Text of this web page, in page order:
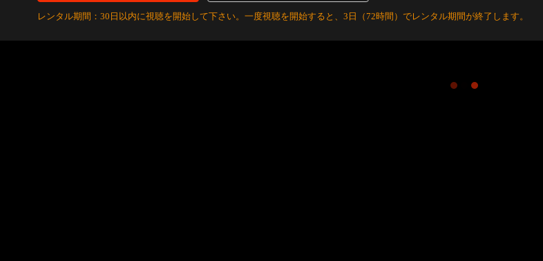
レンタル期間：30日以内に視聴を開始して下さい。一度視聴を開始すると、3日（72時間）でレンタル期間が終了します。